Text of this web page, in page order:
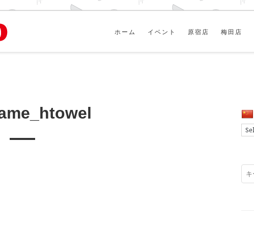
ホーム イベント 原宿店 梅田店